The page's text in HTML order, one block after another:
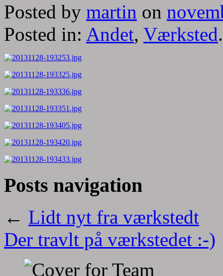
Posted by martin on
Posted in: Andet, Værksted
Posts navigation
← Lidt nyt fra værkstedt
Der travlt på værkstedet :-)